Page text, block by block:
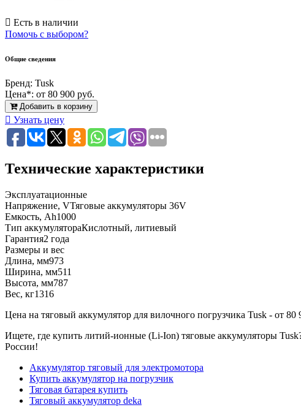
Есть в наличии
Помочь с выбором?
Общие сведения
Бренд: Tusk
Цена*: от 80 900 руб.
Добавить в корзину
Узнать цену
Технические характеристики
Эксплуатационные
Напряжение, VТяговые аккумуляторы 36V
Емкость, Ah1000
Тип аккумулятораКислотный, литиевый
Гарантия2 года
Размеры и вес
Длина, мм973
Ширина, мм511
Высота, мм787
Вес, кг1316
Цена на тяговый аккумулятор для вилочного погрузчика Tusk - от 80
Ищете, где купить литий-ионные (Li-Ion) тяговые аккумуляторы
России!
Аккумулятор тяговый для электромотора
Купить аккумулятор на погрузчик
Тяговая батарея купить
Тяговый аккумулятор deka